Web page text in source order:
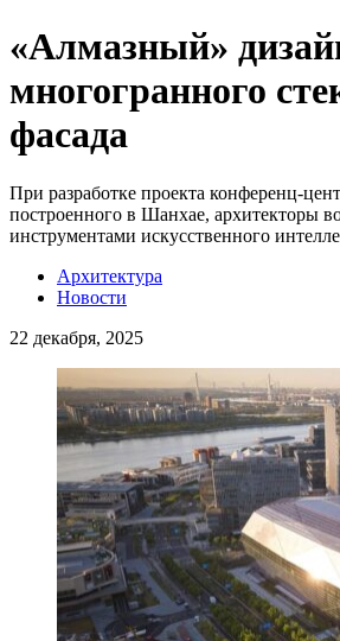
«Алмазный»
многогранного
фасада
При разработке проекта конференц-
построенного в Шанхае, архитекторы
инструментами искусственного
Архитектура
Новости
22 декабря, 2025